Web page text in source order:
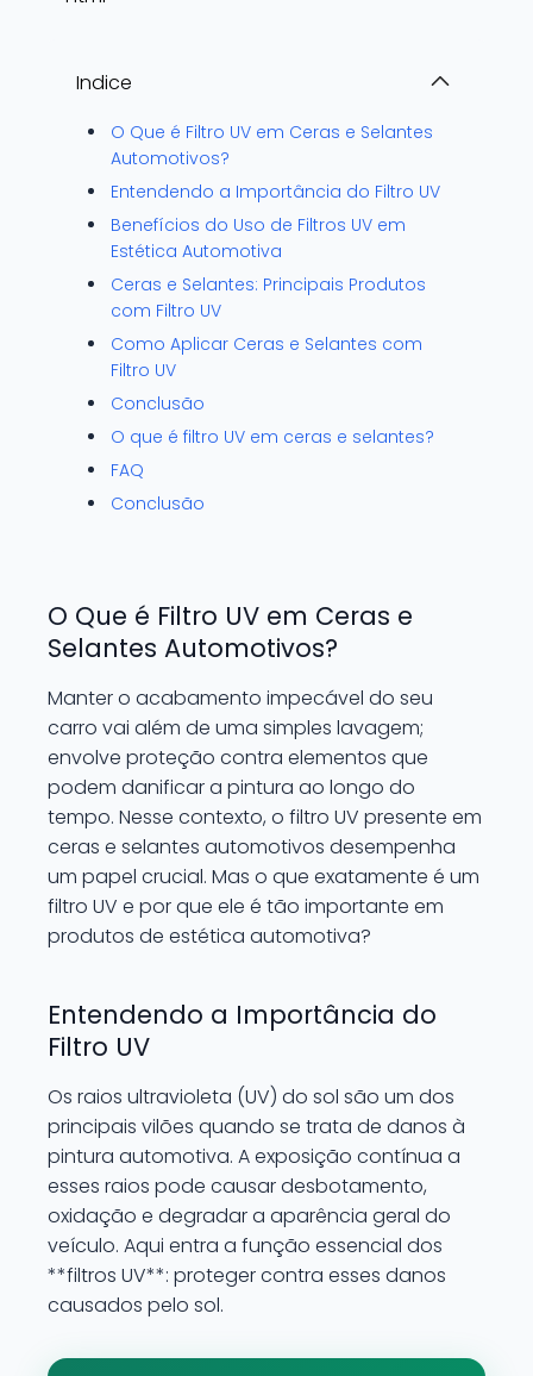
Indice
O Que é Filtro UV em Ceras e Selantes
Automotivos?
Entendendo a Importância do Filtro UV
Benefícios do Uso de Filtros UV em
Estética Automotiva
Ceras e Selantes: Principais Produtos
com Filtro UV
Como Aplicar Ceras e Selantes com
Filtro UV
Conclusão
O que é filtro UV em ceras e selantes?
FAQ
Conclusão
O Que é Filtro UV em Ceras e
Selantes Automotivos?
Manter o acabamento impecável do seu
carro vai além de uma simples lavagem;
envolve proteção contra elementos que
podem danificar a pintura ao longo do
tempo. Nesse contexto, o filtro UV presente em
ceras e selantes automotivos desempenha
um papel crucial. Mas o que exatamente é um
filtro UV e por que ele é tão importante em
produtos de estética automotiva?
Entendendo a Importância do
Filtro UV
Os raios ultravioleta (UV) do sol são um dos
principais vilões quando se trata de danos à
pintura automotiva. A exposição contínua a
esses raios pode causar desbotamento,
oxidação e degradar a aparência geral do
veículo. Aqui entra a função essencial dos
**filtros UV**: proteger contra esses danos
causados pelo sol.